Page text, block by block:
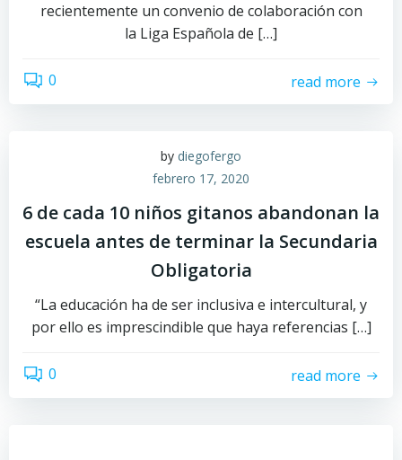
recientemente un convenio de colaboración con
la Liga Española de […]
0 read more
by diegofergo
febrero 17, 2020
6 de cada 10 niños gitanos abandonan la
escuela antes de terminar la Secundaria
Obligatoria
“La educación ha de ser inclusiva e intercultural, y
por ello es imprescindible que haya referencias […]
0 read more